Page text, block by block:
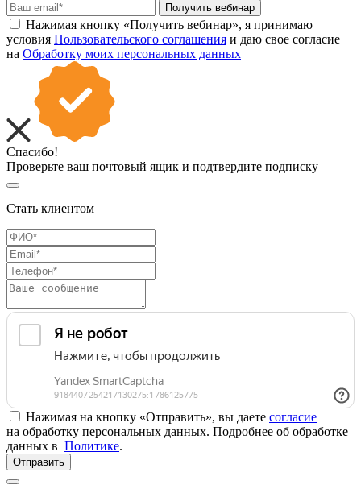
Получить вебинар
Нажимая кнопку «Получить вебинар», я принимаю
условия Пользовательского соглашения и даю свое согласие
на Обработку моих персональных данных
Спасибо!
Проверьте ваш почтовый ящик и подтвердите подписку
Стать клиентом
Нажимая на кнопку «Отправить», вы даете согласие
на обработку персональных данных. Подробнее об обработке
данных в Политике.
Отправить